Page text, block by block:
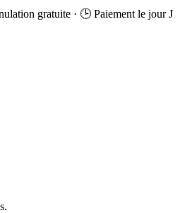
gratuite · 🕒 Paiement le jour J